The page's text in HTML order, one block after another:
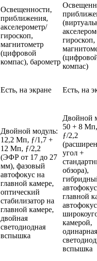
Освещенности,
приближения,
акселерометр/
гироскоп,
магнитометр
(цифровой
компас), барометр
гироскоп,
компас)
Есть, на экране Есть, на
Двойной модуль:
12,2 Мп, ƒ/1,7 +
12 Мп, ƒ/2,2
(ЭФР от 17 до 27
мм), фазовый
автофокус на
главной камере,
оптический
стабилизатор на
главной камере,
двойная
светодиодная
вспышка
Двойной
50 + 8
ƒ/2,2
угол +
обзора),
главной
камерой,
одинарная
вспышка